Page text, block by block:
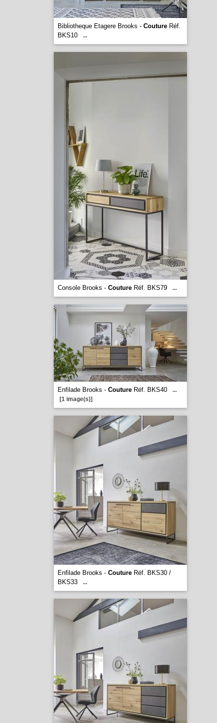
Bibliotheque Etagere Brooks - CoutureRéf.
BKS10
...
Console Brooks - CoutureRéf. BKS79 ...
Enfilade Brooks - CoutureRéf. BKS40
...
[1 image(s)]
Enfilade Brooks - CoutureRéf. BKS30 /
BKS33
...